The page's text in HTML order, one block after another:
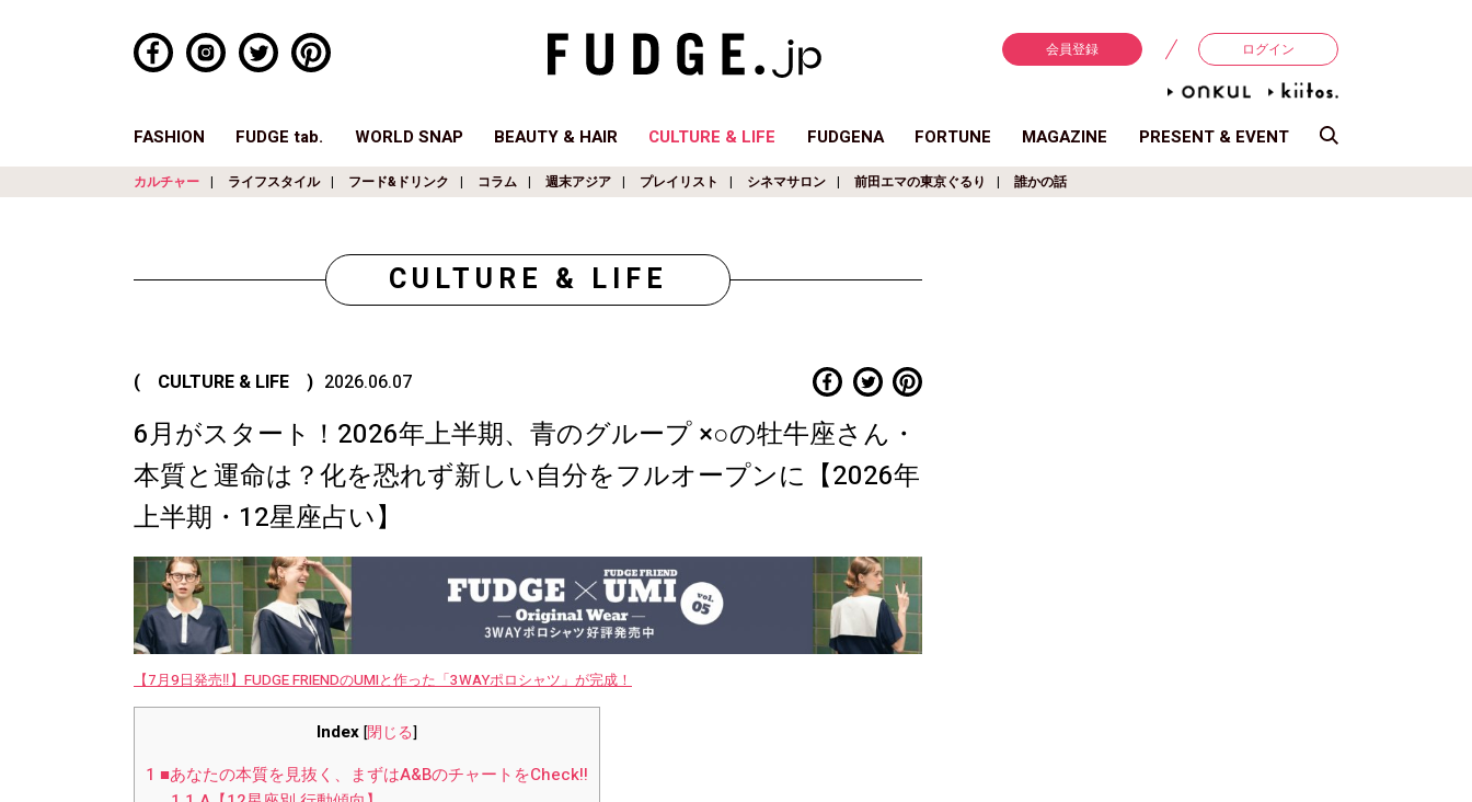
会員登録 ログイン
FASHION FUDGE tab. WORLD SNAP BEAUTY & HAIR CULTURE & LIFE FUDGENA FORTUNE MAGAZINE PRESENT & EVENT
カルチャー ライフスタイル フード&ドリンク コラム 週末アジア プレイリスト シネマサロン 前田エマの東京ぐるり 誰かの話
CULTURE & LIFE
( CULTURE & LIFE ) 2026.06.07
6月がスタート！2026年上半期、青のグループ ×○の牡牛座さん・
本質と運命は？化を恐れず新しい自分をフルオープンに【2026年
上半期・12星座占い】
【7月9日発売‼︎】FUDGE FRIENDのUMIと作った「3WAYポロシャツ」が完成！
Index [閉じる]
1 ■あなたの本質を見抜く、まずはA&BのチャートをCheck!!